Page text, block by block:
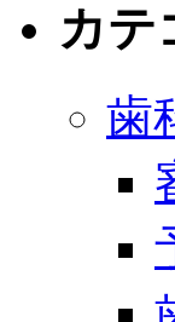
カテ
歯